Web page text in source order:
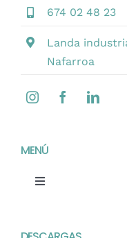
674 02 48 23
Landa
Nafarroa
MENÚ
Toggle